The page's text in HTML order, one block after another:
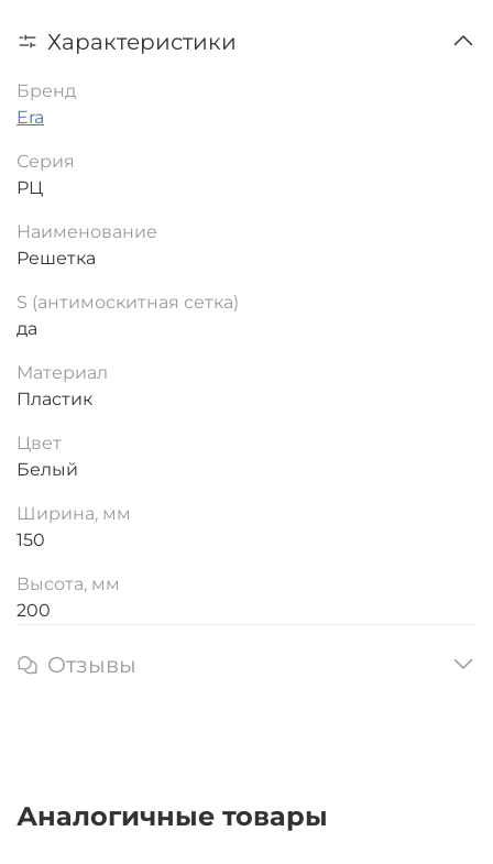
Характеристики
Бренд
Era
Серия
РЦ
Наименование
Решетка
S (антимоскитная сетка)
да
Материал
Пластик
Цвет
Белый
Ширина, мм
150
Высота, мм
200
Отзывы
Аналогичные товары